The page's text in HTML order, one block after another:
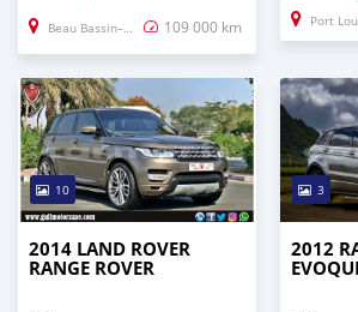
Beau Bassin–Rose Hill 109 000 km Port
10
2014 LAND ROVER
RANGE ROVER
3
2012